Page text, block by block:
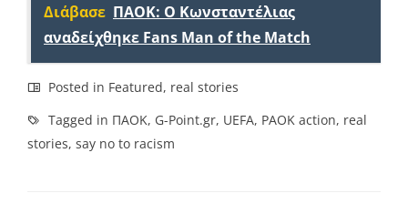
Διάβασε ΠΑΟΚ: Ο Κωνσταντέλιας
αναδείχθηκε Fans Man of the Match
Posted in Featured, real stories
Tagged in ΠΑΟΚ, G-Point.gr, UEFA, PAOK action, real
stories, say no to racism